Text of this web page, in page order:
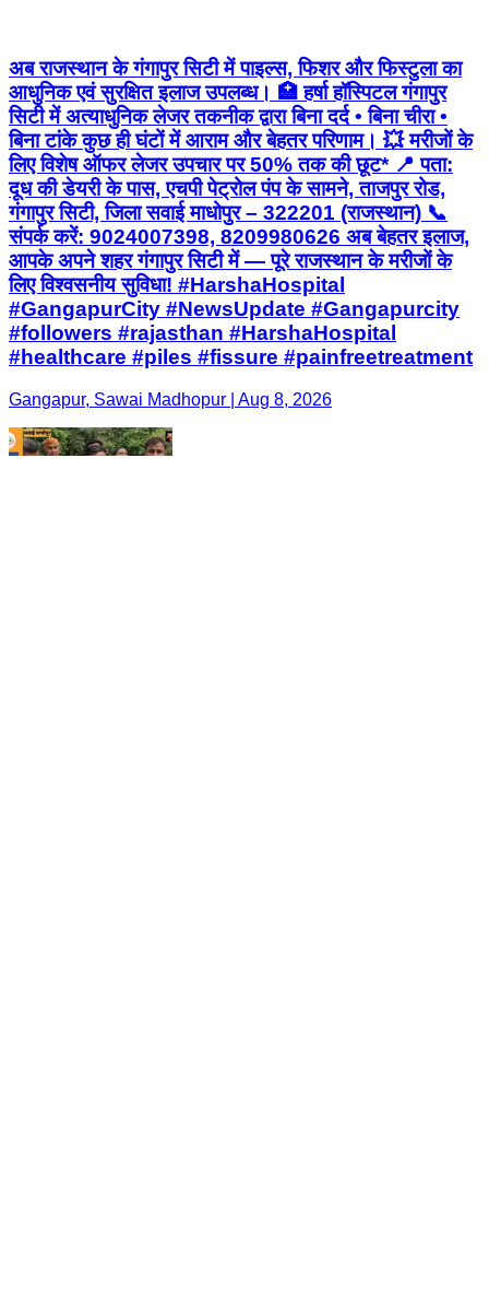
अब राजस्थान के गंगापुर सिटी में पाइल्स, फिशर और फिस्टुला का
आधुनिक एवं सुरक्षित इलाज उपलब्ध। 🏥 हर्षा हॉस्पिटल गंगापुर
सिटी में अत्याधुनिक लेजर तकनीक द्वारा बिना दर्द • बिना चीरा •
बिना टांके कुछ ही घंटों में आराम और बेहतर परिणाम। 💥 मरीजों के
लिए विशेष ऑफर लेजर उपचार पर 50% तक की छूट* 📍 पता:
दूध की डेयरी के पास, एचपी पेट्रोल पंप के सामने, ताजपुर रोड,
गंगापुर सिटी, जिला सवाई माधोपुर – 322201 (राजस्थान) 📞
संपर्क करें: 9024007398, 8209980626 अब बेहतर इलाज,
आपके अपने शहर गंगापुर सिटी में — पूरे राजस्थान के मरीजों के
लिए विश्वसनीय सुविधा! #HarshaHospital
#GangapurCity #NewsUpdate #Gangapurcity
#followers #rajasthan #HarshaHospital
#healthcare #piles #fissure #painfreetreatment
Gangapur, Sawai Madhopur | Aug 8, 2026